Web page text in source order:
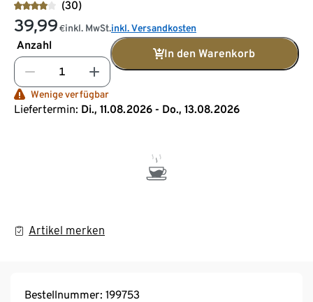
(30)
39,99 €inkl. MwSt.inkl. Versandkosten
Anzahl
In den Warenkorb
Wenige verfügbar
Liefertermin: Di., 11.08.2026 - Do., 13.08.2026
Artikel merken
Bestellnummer: 199753